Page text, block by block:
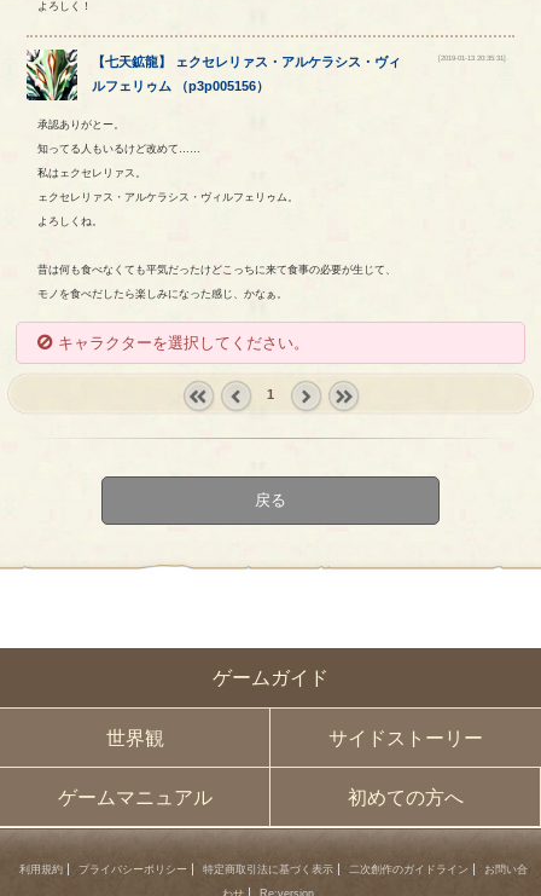
ゲームガイド
世界観 サイドストーリー
ゲームマニュアル 初めての方へ
よろしく！
【七天鉱龍】 ェクセレリァス ・ アルケラシス ・ ヴィ
ルフェリゥム （p3p005156）
[2019-01-13 20:35:31]
承認ありがとー。
知ってる人もいるけど改めて……
私はェクセレリァス。
ェクセレリァス・アルケラシス・ヴィルフェリゥム。
よろしくね。
昔は何も食べなくても平気だったけどこっちに来て食事の必要が生じて、
モノを食べだしたら楽しみになった感じ、かなぁ。
キャラクターを選択してください。
1
戻る
利用規約 プライバシーポリシー 特定商取引法に基づく表示 二次創作のガイドライン
お問い合
わせ
Re:version